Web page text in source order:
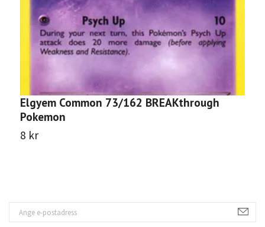
Elgyem Common 73/162 BREAKthrough
Pokemon
8 kr